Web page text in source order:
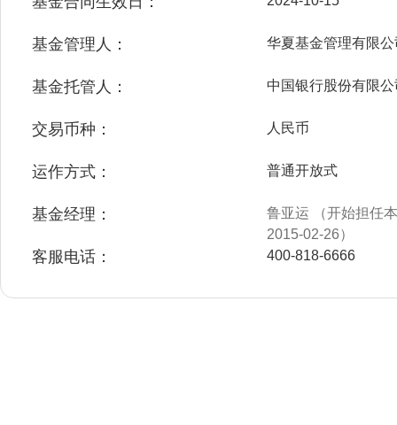
基金管理人： 华夏基金管理有限公
基金托管人： 中国银行股份有限公
交易币种： 人民币
运作方式： 普通开放式
基金经理：
鲁亚运 （开始担任
2015-02-26）
客服电话： 400-818-6666